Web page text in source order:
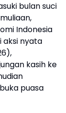
bulan suci
Indonesia
aksi nyata
kasih ke
puasa